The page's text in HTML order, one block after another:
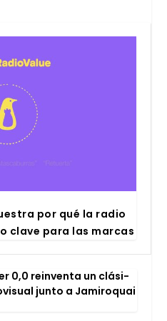
por qué la radio
cla­ve para las mar­cas
0,0 rein­ven­ta un clá­si­
jun­to a Jami­ro­quai